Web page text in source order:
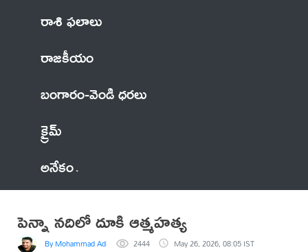
రాశి ఫలాలు
రాజకీయం
బంగారం-వెండి ధరలు
క్రైమ్
అనేకం
పెన్నా నదిలో దూకి ఆత్మహత్య
By Mohammad Adil Anwar 2444 May 26, 2026, 08:05 IST